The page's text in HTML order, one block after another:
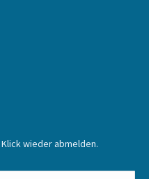
wieder abmelden.